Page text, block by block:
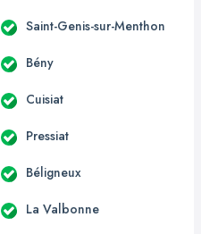
Saint-Genis-sur-Menthon
Bény
Cuisiat
Pressiat
Béligneux
La Valbonne